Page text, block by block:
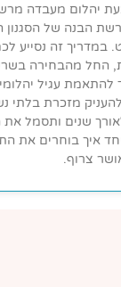
יהלום מעבדה
הבנה של הסגנון
זה נסייע
החל מהבחירה
להתאמת עגיל
להעניק מזכרת בלתי
שנים ותסמל
איך בוחרים את
צרוף.